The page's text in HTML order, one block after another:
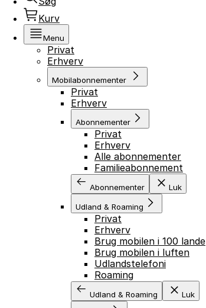
Kurv
Menu
Privat
Erhverv
Mobilabonnementer
Privat
Erhverv
Abonnementer
Privat
Erhverv
Alle abonnementer
Familieabonnement
Abonnementer Luk
Udland & Roaming
Privat
Erhverv
Brug mobilen i 100 lande
Brug mobilen i luften
Udlandstelefoni
Roaming
Udland & Roaming Luk